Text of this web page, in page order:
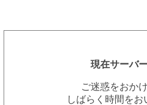
現在サーバ
ご迷惑をおか
しばらく時間を